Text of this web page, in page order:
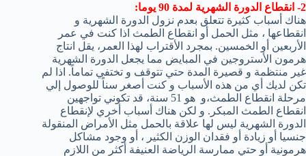
2- انقطاع الدورة الشهرية لمدة 90 يوما:
هناك أسباب كثيرة تتعلق بعدم نزول الدورة الشهرية و
انقطاعها ، مثل الحمل أو انقطاع الطمث اذا كنت في عمر
الأربعين أو الخمسين. بمجرد الأقتراب لهذا العمر، يقل انتاج
هرمون الأستروجين في المبايض مما يجعل الدورة الشهرية
غير منتظمة و قصيرة المدة حتي تتوقف و تختفي تماماً. اذا لم
تكن لديك أي من هذه الأسباب و كنت أصغر سناً للوصول إلي
مرحلة انقطاع الطمث،و هو 51 سنة، قد تكوني تواجهين
انقطاع الطمث المبكر. و لكن هناك أسباب أخري لإنقطاع
الدورة الشهرية ليس لها علاقة بالحمل مثل الأمراض المنقولة
جنسيا أو زيادة أو فقدان الوزن الكثير ، أو وجود مشاكل
هرمونية أو حتي ممارسة الرياضة العنيفة أكثر من اللازم